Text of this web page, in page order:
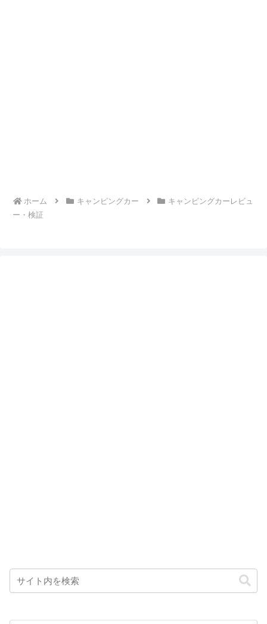
ホーム キャンピングカー
キャンピングカーレビュ
ー・検証